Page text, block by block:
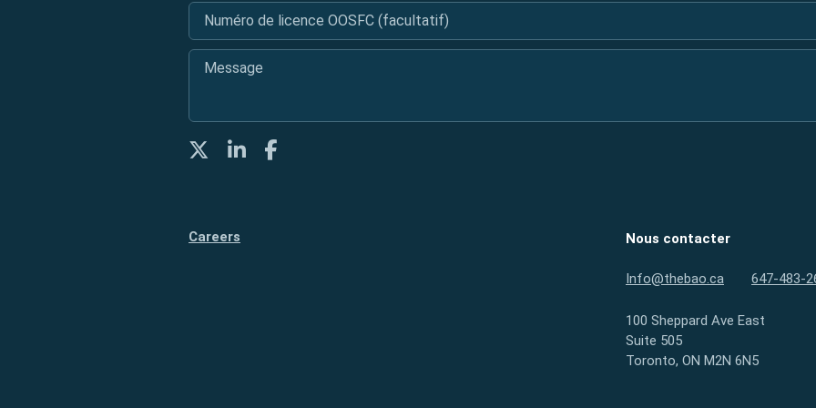
Numéro de licence OOSFC (facultatif)
Message
TwitterLinkedInFacebook
Careers Nous contacter
Info@thebao.ca 647-483-
100 Sheppard Ave East
Suite 505
Toronto, ON M2N 6N5